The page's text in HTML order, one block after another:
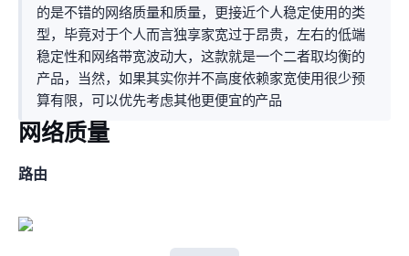
的是不错的网络质量和IP质量，更接近个人稳定使用的类
型，毕竟对于个人而言独享家宽过于昂贵，10r左右的低端NAT
稳定性和网络带宽波动大，这款就是一个二者取均衡的NAT
产品，当然，如果其实你并不高度依赖TW家宽/使用很少/预
算有限，可以优先考虑其他更便宜的NAT产品
网络质量
BGP路由